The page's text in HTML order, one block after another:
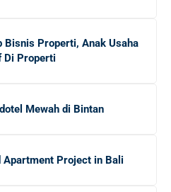
di Dunia Kerja
Lokal ?
Tembus Rp 39 Juta Per
Bisnis Properti, Anak Usaha
Di Properti
Mewah di Bintan
Apartment Project in Bali